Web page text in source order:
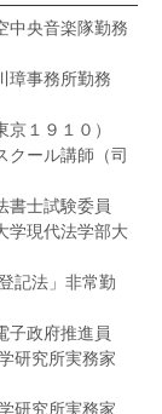
中央音楽隊勤務
璋事務所勤務
１９１０）
ール講師（司
士試験委員
現代法学部大
記法」非常勤
政府推進員
研究所実務家
研究所実務家